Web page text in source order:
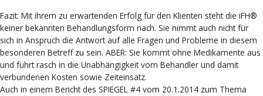
Fazit: Mit ihrem zu erwartenden Erfolg für den Klienten steht die iFH®
keiner bekannten Behandlungsform nach. Sie nimmt auch nicht für
sich in Anspruch die Antwort auf alle Fragen und Probleme in diesem
besonderen Betreff zu sein. ABER: Sie kommt ohne Medikamente aus
und führt rasch in die Unabhängigkeit vom Behandler und damit
verbundenen Kosten sowie Zeiteinsatz.
Auch in einem Bericht des SPIEGEL #4 vom 20.1.2014 zum Thema